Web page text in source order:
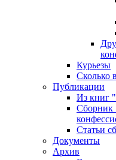
Курьезы
Сколько
Публикации
Из книг
Сборник
Статьи
Документы
Архив